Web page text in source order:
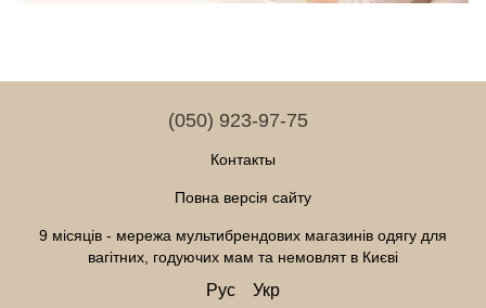
(050) 923-97-75
Контакты
Повна версія сайту
9 місяців - мережа мультибрендових магазинів одягу для
вагітних, годуючих мам та немовлят в Києві
Рус Укр